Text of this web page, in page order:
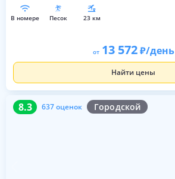
в номере песок 23 км
от 13 572 /день
Найти цены
8.3 637 оценок Городской
8.3 637 оценок